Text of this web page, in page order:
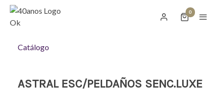
0
Catálogo
ASTRAL ESC/PELDAÑOS SENC.LUXE